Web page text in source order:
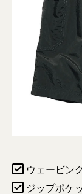
ウェービン
ジップポケ